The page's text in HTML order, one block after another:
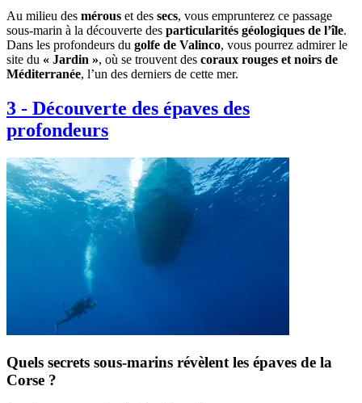
Au milieu des mérous et des secs, vous emprunterez ce passage
sous-marin à la découverte des particularités géologiques de l’île.
Dans les profondeurs du golfe de Valinco, vous pourrez admirer le
site du « Jardin », où se trouvent des coraux rouges et noirs de
Méditerranée, l’un des derniers de cette mer.
3 - Découverte des épaves des
profondeurs
Quels secrets sous-marins révèlent les épaves de la
Corse ?